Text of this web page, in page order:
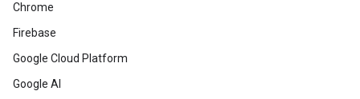
Chrome
Firebase
Google Cloud Platform
Google AI